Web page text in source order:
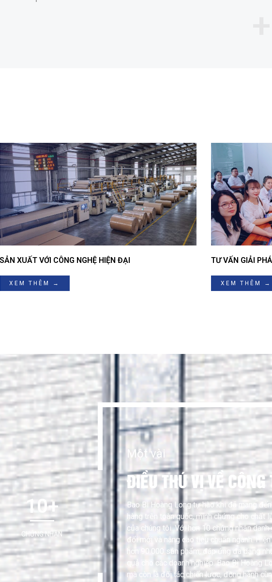
SẢN XUẤT VỚI CÔNG NGHỆ HIỆN ĐẠI
XEM THÊM →
TƯ VẤN GIẢI
XEM THÊM →
10+
CHỨNG NHẬN
Một vài
ĐIỀU THÚ VỊ VỀ CÔNG
Bao Bì Hoàng Long tự hào khi đã mang
hàng trên toàn quốc, minh chứng cho chất
của chúng tôi. Với hơn 10 chứng nhận
đổi mới và nâng cao tiêu chuẩn ngành.
hơn 90.000 sản phẩm, đáp ứng đa dạng
quả cho các doanh nghiệp. Bao Bì Hoàng
mà còn là đối tác chiến lược, đồng hành